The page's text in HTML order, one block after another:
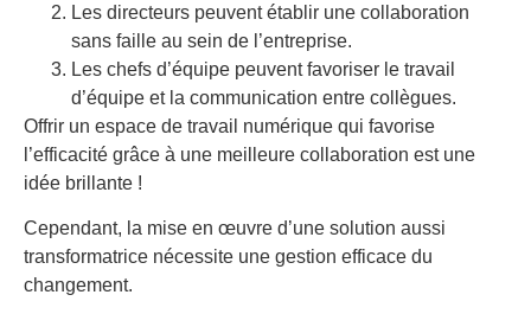
Les directeurs peuvent établir une collaboration
sans faille au sein de l’entreprise.
Les chefs d’équipe peuvent favoriser le travail
d’équipe et la communication entre collègues.
Offrir un espace de travail numérique qui favorise
l’efficacité grâce à une meilleure collaboration est une
idée brillante !
Cependant, la mise en œuvre d’une solution aussi
transformatrice nécessite une gestion efficace du
changement.